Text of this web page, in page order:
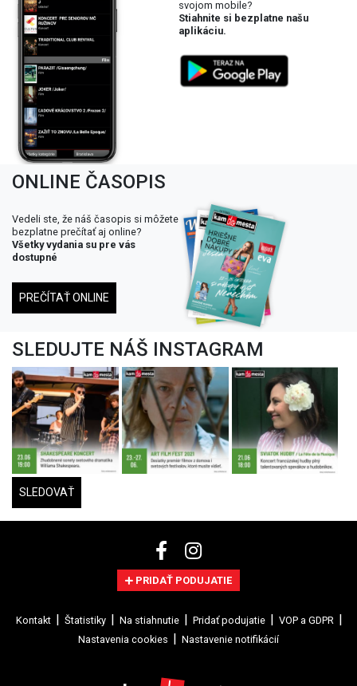
svojom mobile?
Stiahnite si bezplatne našu
aplikáciu.
ONLINE ČASOPIS
Vedeli ste, že náš časopis si môžete
bezplatne prečítať aj online?
Všetky vydania su pre vás
dostupné
PREČÍTAŤ ONLINE
SLEDUJTE NÁŠ INSTAGRAM
SLEDOVAŤ
PRIDAŤ PODUJATIE
Kontakt Štatistiky Na stiahnutie Pridať podujatie
VOP a GDPR
Nastavenia cookies
Nastavenie notifikácií